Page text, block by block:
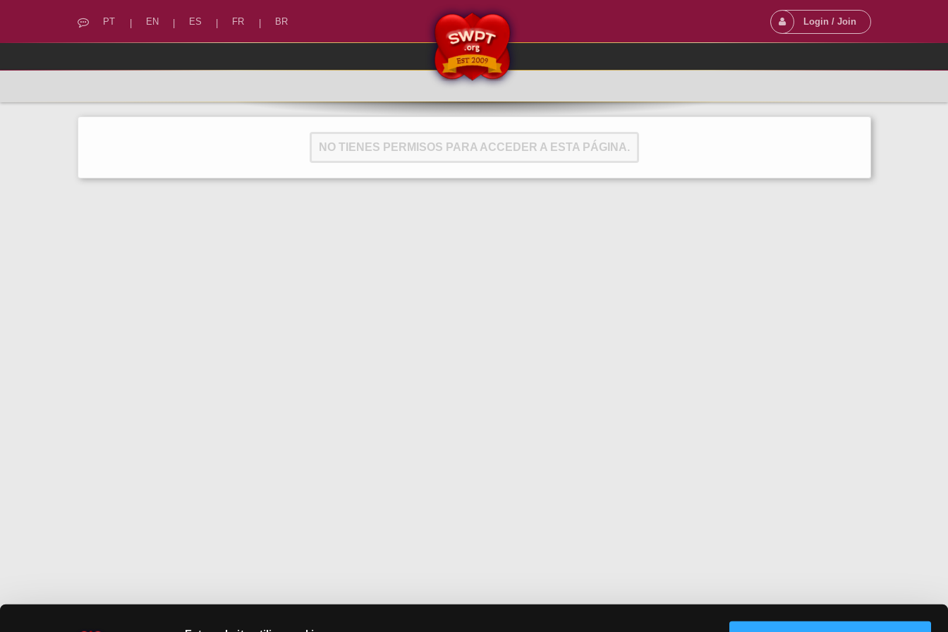
PT | EN | ES | FR | BR Login / Join
NO TIENES PERMISOS PARA ACCEDER A ESTA PÁGINA.